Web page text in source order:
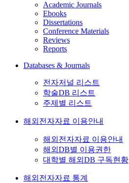
Academic Journals
Ebooks
Dissertations
Conference Materials
Reviews
Reports
Databases & Journals
전자저널 리스트
학술DB 리스트
주제별 리스트
해외전자자료 이용안내
해외전자자료 이용안내
해외DB별 이용권한
대학별 해외DB 구독현황
해외전자자료 통계